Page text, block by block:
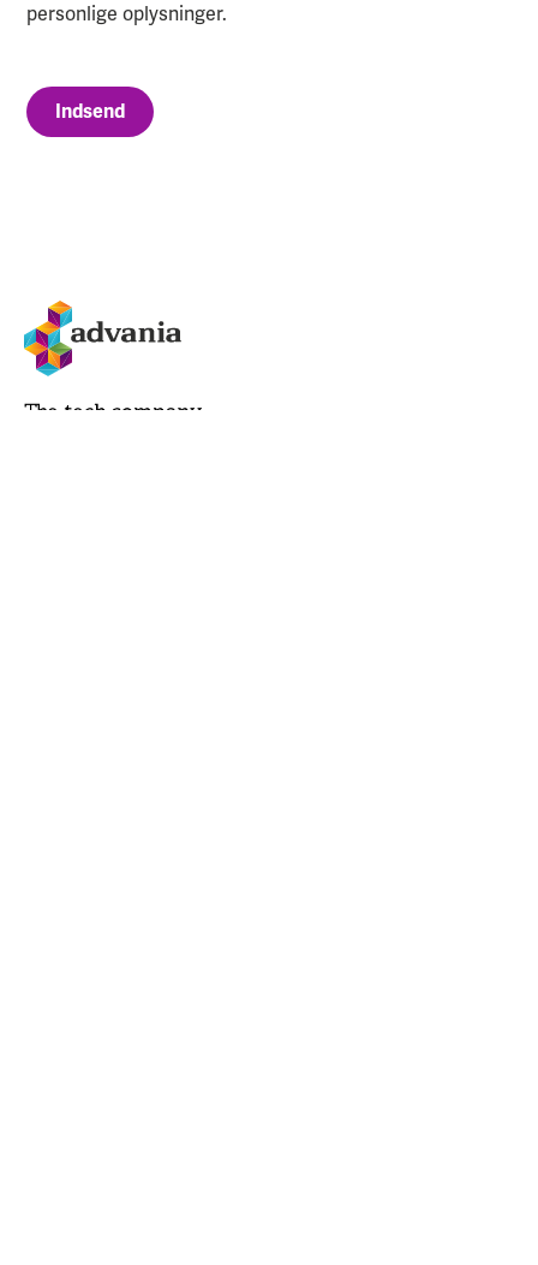
personlige oplysninger.
Indsend